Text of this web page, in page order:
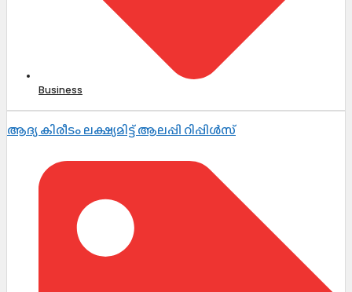
Business
ആദ്യ കിരീടം ലക്ഷ്യമിട്ട് ആലപ്പി റിപ്പിൾസ്